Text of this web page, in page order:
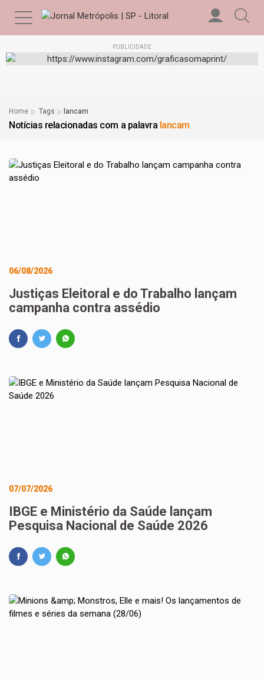
PUBLICIDADE
Home Tags lancam
Notícias relacionadas com a palavra lancam
06/08/2026
Justiças Eleitoral e do Trabalho lançam
campanha contra assédio
07/07/2026
IBGE e Ministério da Saúde lançam
Pesquisa Nacional de Saúde 2026